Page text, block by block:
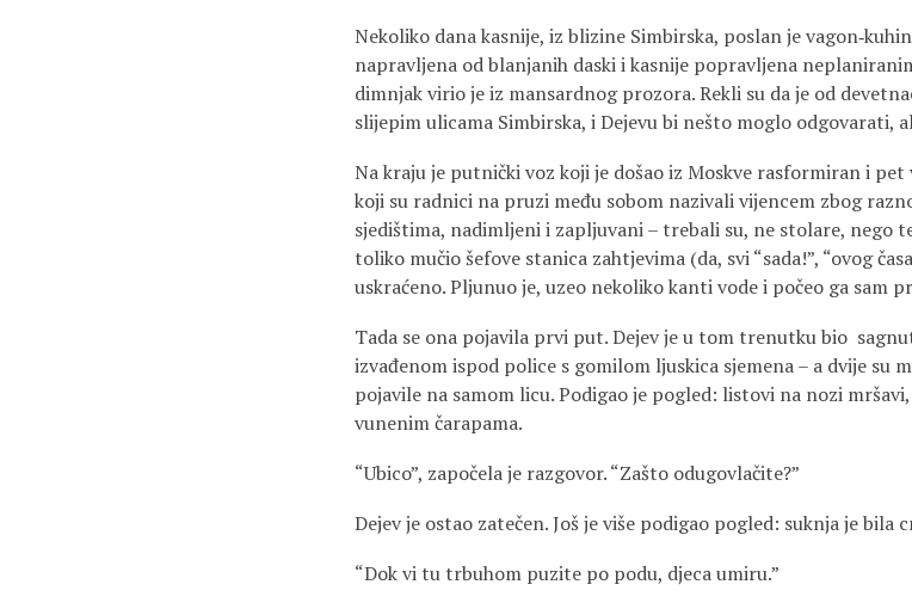
Nekoliko dana kasnije, iz blizine Simbirska, poslan je
napravljena od blanjanih daski i kasnije popravljena
dimnjak virio je iz mansardnog prozora. Rekli su da je od
slijepim ulicama Simbirska, i Dejevu bi nešto moglo odgovarati,
Na kraju je putnički voz koji je došao iz Moskve rasformiran i pet
koji su radnici na pruzi među sobom nazivali vijencem zbog
sjedištima, nadimljeni i zapljuvani – trebali su, ne stolare, nego
toliko mučio šefove stanica zahtjevima (da, svi “sada!”, “ovog
uskraćeno. Pljunuo je, uzeo nekoliko kanti vode i počeo ga sam
Tada se ona pojavila prvi put. Dejev je u tom trenutku bio
izvađenom ispod police s gomilom ljuskica sjemena – a dvije su
pojavile na samom licu. Podigao je pogled: listovi na nozi
vunenim čarapama.
“Ubico”, započela je razgovor. “Zašto odugovlačite?”
Dejev je ostao zatečen. Još je više podigao pogled: suknja je bila
“Dok vi tu trbuhom puzite po podu, djeca umiru.”